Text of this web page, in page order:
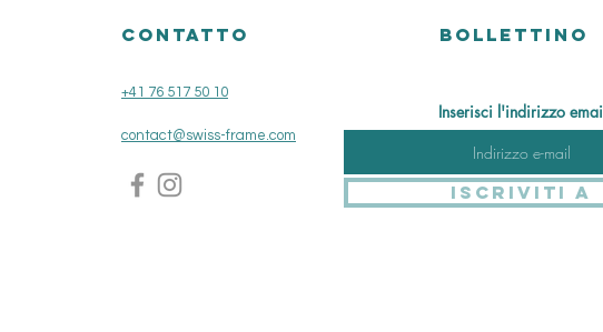
CONTATTO
+41 76 517 50 10
contact@swiss-frame.com
BOLLETTINO
Inserisci l'indirizzo email
Iscriviti a